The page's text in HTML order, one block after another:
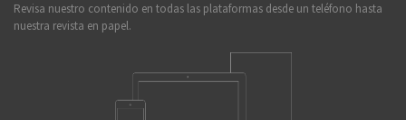
Revisa nuestro contenido en todas las plataformas desde un teléfono hasta
nuestra revista en papel.